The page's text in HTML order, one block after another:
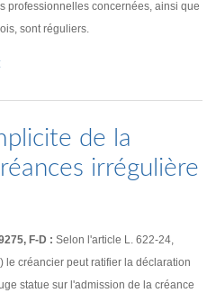
professionnelles concernées, ainsi que
sont réguliers.
de la
irrégulière
F-D : Selon l'article L. 622-24,
le créancier peut ratifier la déclaration
statue sur l'admission de la créance